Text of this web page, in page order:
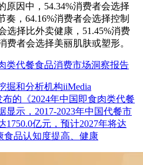
原因中，54.34%消费者会选择
，64.16%消费者会选择控制
选择比外卖健康，51.45%消费
费者会选择美丽肌肤或塑形。
类代餐食品消费市场洞察报告
掘和分析机构iiMedia
布的《2024年中国即食肉类代餐
示，2017-2023年中国代餐市
1750.0亿元，预计2027年将达
食品认知度提高、健康